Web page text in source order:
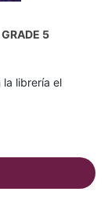
5
la librería el